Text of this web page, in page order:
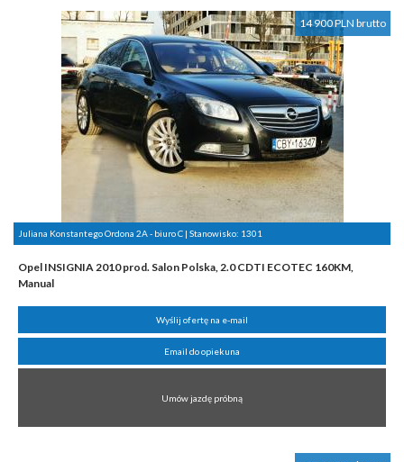
14 900 PLN brutto
Juliana Konstantego Ordona 2A - biuro C | Stanowisko: 1301
Opel INSIGNIA 2010 prod. Salon Polska, 2.0 CDTI ECOTEC 160KM,
Manual
Wyślij ofertę na e-mail
Email do opiekuna
Umów jazdę próbną